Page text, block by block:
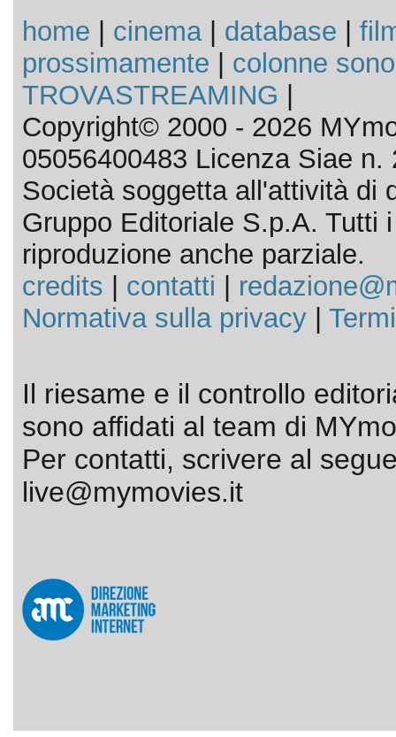
home cinema| database
prossimamente
colonne
TROVASTREAMING
Copyright© 2000 - 2026
05056400483 Licenza Siae n.
Società soggetta all'attività di
Gruppo Editoriale S.p.A. Tutti
riproduzione anche parziale.
credits
contatti
Normativa sulla privacy|
Il riesame e il controllo
sono affidati al team di
Per contatti, scrivere al
live@mymovies.it